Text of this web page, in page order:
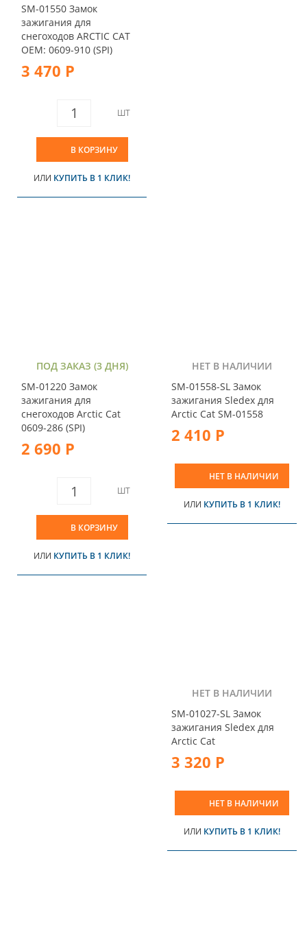
SM-01550 Замок
зажигания для
снегоходов ARCTIC CAT
OEM: 0609-910 (SPI)
3 470 Р
ШТ
В КОРЗИНУ
ИЛИ КУПИТЬ В 1 КЛИК!
ПОД ЗАКАЗ (3 ДНЯ)
SM-01220 Замок
зажигания для
снегоходов Arctic Cat
0609-286 (SPI)
2 690 Р
ШТ
В КОРЗИНУ
ИЛИ КУПИТЬ В 1 КЛИК!
НЕТ В НАЛИЧИИ
SM-01558-SL Замок
зажигания Sledex для
Arctic Cat SM-01558
2 410 Р
НЕТ В НАЛИЧИИ
ИЛИ КУПИТЬ В 1 КЛИК!
НЕТ В НАЛИЧИИ
SM-01027-SL Замок
зажигания Sledex для
Arctic Cat
3 320 Р
НЕТ В НАЛИЧИИ
ИЛИ КУПИТЬ В 1 КЛИК!